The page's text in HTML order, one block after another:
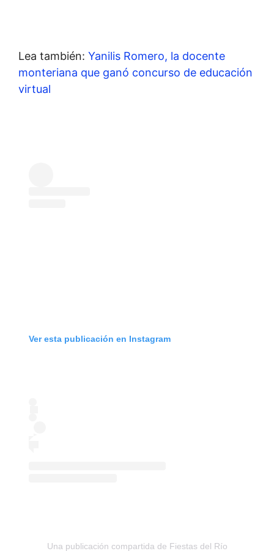
Lea también: Yanilis Romero, la docente
monteriana que ganó concurso de educación
virtual
Ver esta publicación en Instagram
Una publicación compartida de Fiestas del Río